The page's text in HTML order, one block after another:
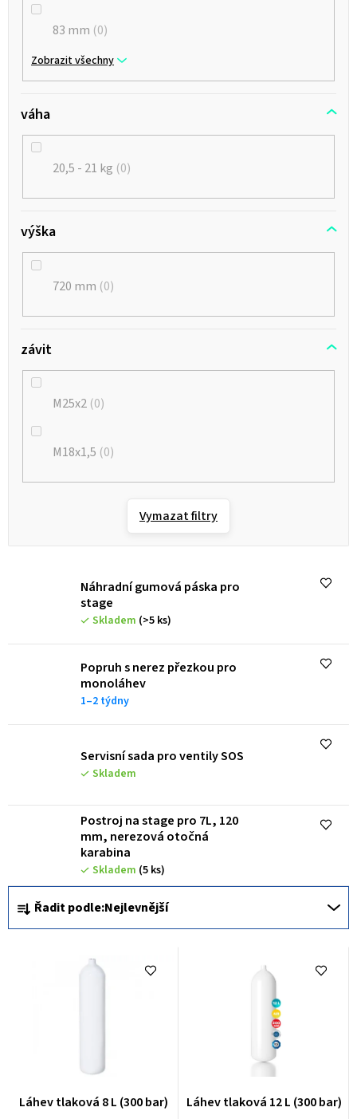
Náhradní gumová páska pro
stage
Skladem (>5 ks)
Popruh s nerez přezkou pro
monoláhev
1–2 týdny
Servisní sada pro ventily SOS
Skladem
Postroj na stage pro 7L, 120
mm, nerezová otočná
karabina
Skladem (5 ks)
Ř
a
Řadit podle:Nejlevnější
83 mm 0
Zobrazit všechny
váha
20,5 - 21 kg 0
výška
720 mm 0
závit
M25x2 0
M18x1,5 0
Vymazat filtry
Láhev tlaková 8 L (300 bar) Láhev tlaková 12 L (300 bar)